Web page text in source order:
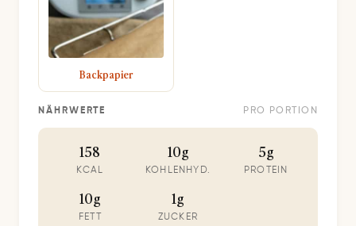
Backpapier
NÄHRWERTE PRO PORTION
158
KCAL
10g
KOHLENHYD.
5g
PROTEIN
10g
FETT
1g
ZUCKER